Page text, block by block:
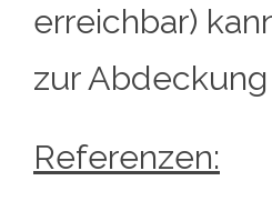
erreichbar)
zur
Referenzen: